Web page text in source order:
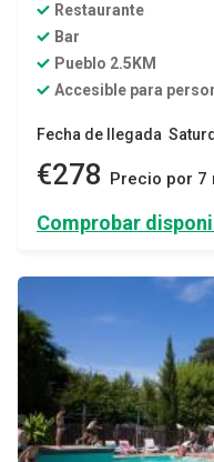
Restaurante
Bar
Pueblo 2.5KM
Accesible para
Fecha de llegada
€278 Precio por 7
Comprobar